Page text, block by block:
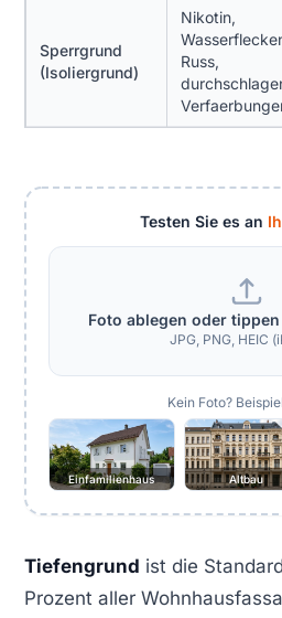
Sperrgrund
(Isoliergrund)
Nikotin,
Russ,
Testen Sie es an
Foto ablegen oder
JPG, PNG, HEIC
Kein Foto?
Einfamilienhaus Altbau
Tiefengrund ist die
Prozent aller